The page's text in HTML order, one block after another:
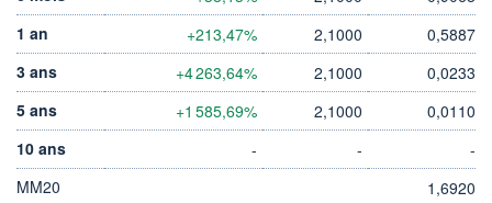
1 an
+213,47% 2,1000
0,5887
3 ans
+4 263,64% 2,1000
0,0233
5 ans
+1 585,69% 2,1000
0,0110
10 ans
- -
-
MM20
1,6920